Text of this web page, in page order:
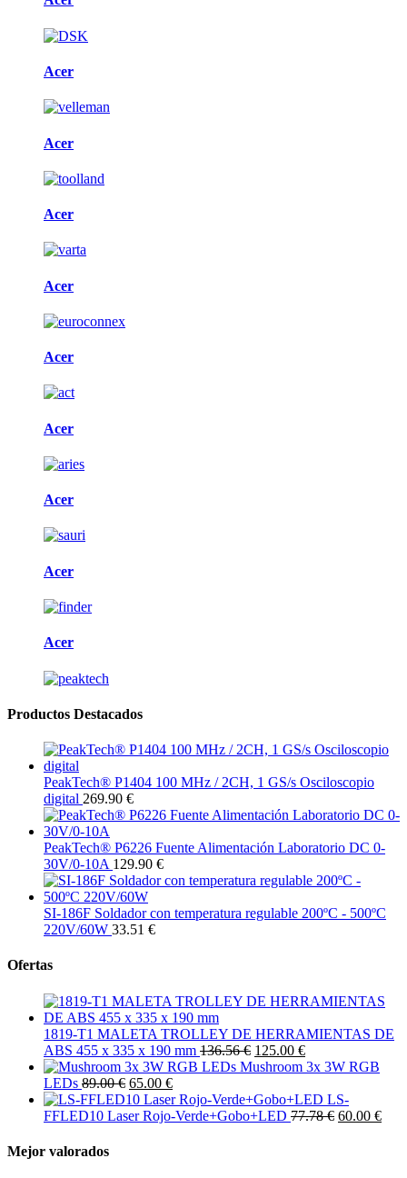
Acer
Acer
Acer
Acer
Acer
Acer
Acer
Acer
Acer
Productos Destacados
PeakTech® P1404 100 MHz / 2CH, 1 GS/s Osciloscopio
digital 269.90 €
PeakTech® P6226 Fuente Alimentación Laboratorio DC 0-
30V/0-10A 129.90 €
SI-186F Soldador con temperatura regulable 200ºC - 500ºC
220V/60W 33.51 €
Ofertas
1819-T1 MALETA TROLLEY DE HERRAMIENTAS DE
ABS 455 x 335 x 190 mm 136.56 € 125.00 €
Mushroom 3x 3W RGB
LEDs 89.00 € 65.00 €
LS-
FFLED10 Laser Rojo-Verde+Gobo+LED 77.78 € 60.00 €
Mejor valorados